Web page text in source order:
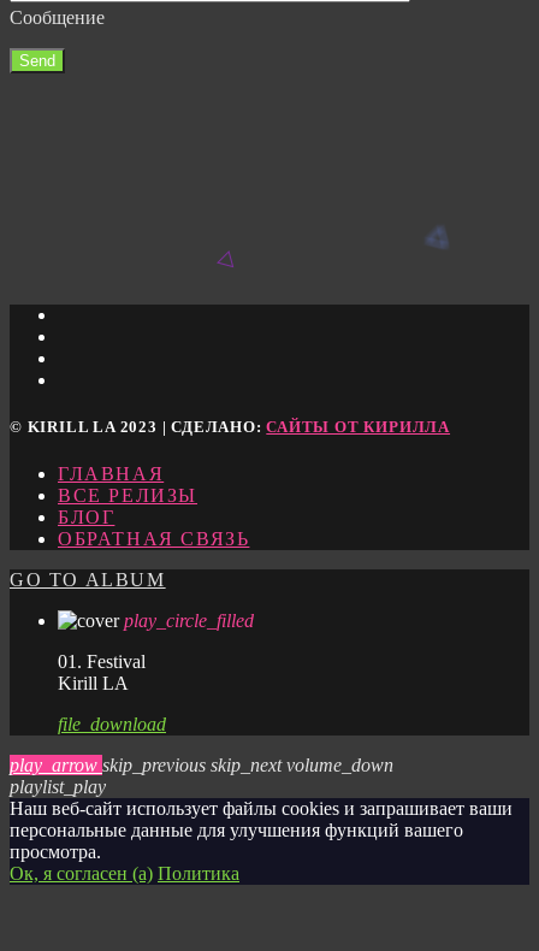
Сообщение
© KIRILL LA 2023 | СДЕЛАНО:САЙТЫ ОТ КИРИЛЛА
ГЛАВНАЯ
ВСЕ РЕЛИЗЫ
БЛОГ
ОБРАТНАЯ СВЯЗЬ
GO TO ALBUM
play_circle_filled
01. Festival
Kirill LA
file_download
play_arrow skip_previous skip_next volume_down
playlist_play
Наш веб-сайт использует файлы cookies и запрашивает ваши
персональные данные для улучшения функций вашего
просмотра.
Ок, я согласен (а) Политика